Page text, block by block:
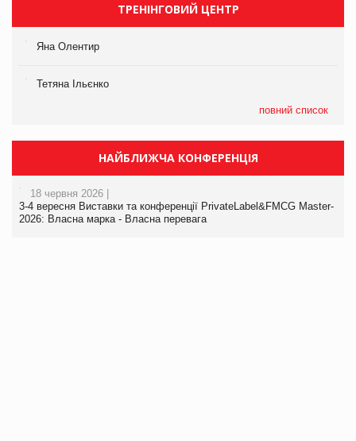
ТРЕНІНГОВИЙ ЦЕНТР
Яна Олентир
Тетяна Ільєнко
повний список
НАЙБЛИЖЧА КОНФЕРЕНЦІЯ
18 червня 2026 |
3-4 вересня Виставки та конференції PrivateLabel&FMCG Master-
2026: Власна марка - Власна перевага